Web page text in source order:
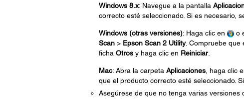
Windows 8.x: Navegue a la pantalla
correcto esté seleccionado. Si es necesario,
Windows (otras versiones): Haga clic en o
Scan> Epson Scan 2 Utility. Compruebe que
ficha Otrosy haga clic en Reiniciar.
Mac: Abra la carpeta Aplicaciones, haga clic
que el producto correcto esté seleccionado.
Asegúrese de que no tenga varias versiones